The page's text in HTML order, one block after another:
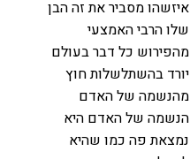
איזשהו מסביר את זה הבן
שלו הרבי האמצעי
מהפירוש כל דבר בעולם
יורד בהשתלשלות חוץ
מהנשמה של האדם
הנשמה של האדם היא
נמצאת פה כמו שהיא